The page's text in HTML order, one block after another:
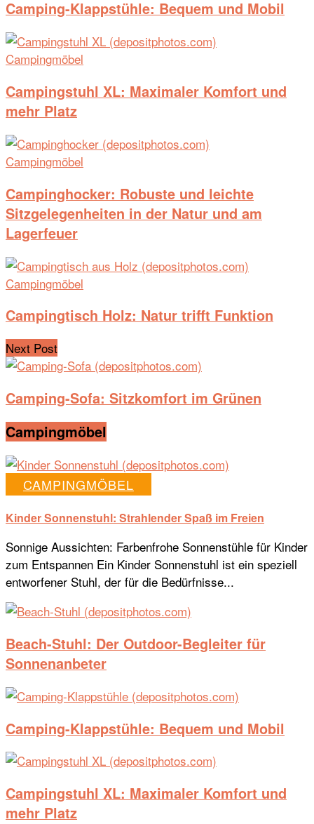
Camping-Klappstühle: Bequem und Mobil
Campingmöbel
Campingstuhl XL: Maximaler Komfort und
mehr Platz
Campingmöbel
Campinghocker: Robuste und leichte
Sitzgelegenheiten in der Natur und am
Lagerfeuer
Campingmöbel
Campingtisch Holz: Natur trifft Funktion
Next Post
Camping-Sofa: Sitzkomfort im Grünen
Campingmöbel
CAMPINGMÖBEL
Kinder Sonnenstuhl: Strahlender Spaß im Freien
Sonnige Aussichten: Farbenfrohe Sonnenstühle für Kinder
zum Entspannen Ein Kinder Sonnenstuhl ist ein speziell
entworfener Stuhl, der für die Bedürfnisse...
Beach-Stuhl: Der Outdoor-Begleiter für
Sonnenanbeter
Camping-Klappstühle: Bequem und Mobil
Campingstuhl XL: Maximaler Komfort und
mehr Platz